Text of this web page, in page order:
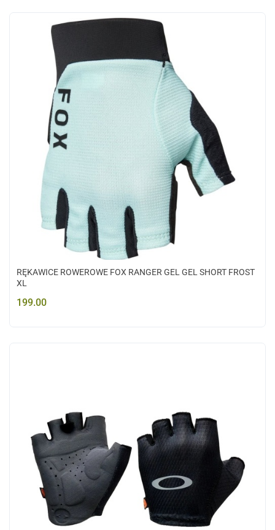
RĘKAWICE ROWEROWE FOX RANGER GEL GEL SHORT FROST
XL
199.00